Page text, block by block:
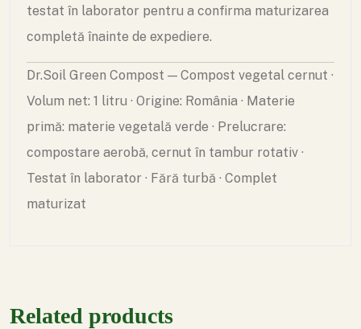
testat în laborator pentru a confirma maturizarea
completă înainte de expediere.
Dr.Soil Green Compost — Compost vegetal cernut ·
Volum net: 1 litru · Origine: România · Materie
primă: materie vegetală verde · Prelucrare:
compostare aerobă, cernut în tambur rotativ ·
Testat în laborator · Fără turbă · Complet
maturizat
Related products